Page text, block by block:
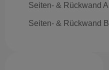
Seiten- & Rückwand A
Seiten- & Rückwand B